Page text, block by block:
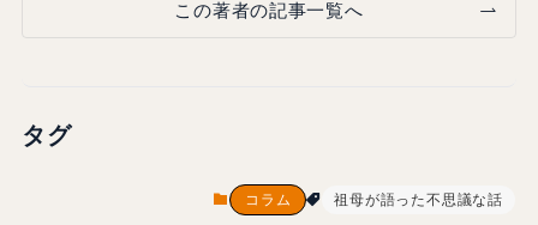
この著者の記事一覧へ
タグ
コラム 祖母が語った不思議な話